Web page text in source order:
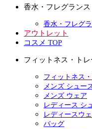
香水・フレグランス
香水・フレグ
アウトレット
コスメ TOP
フィットネス・ト
フィットネス
メンズ シュー
メンズ ウェア
レディース シ
レディースウ
バッグ